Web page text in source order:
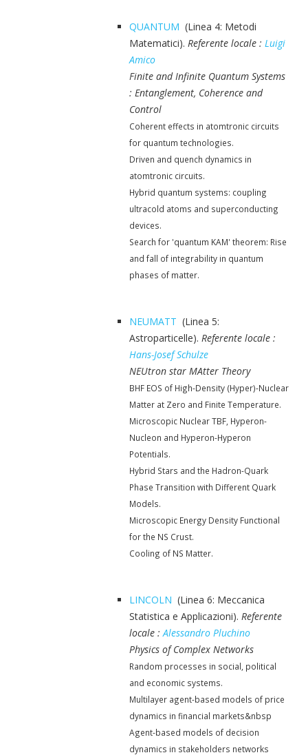
QUANTUM (Linea 4: Metodi
Matematici). Referente locale : Luigi
Amico
Finite and Infinite Quantum Systems
: Entanglement, Coherence and
Control
Coherent effects in atomtronic circuits
for quantum technologies.
Driven and quench dynamics in
atomtronic circuits.
Hybrid quantum systems: coupling
ultracold atoms and superconducting
devices.
Search for 'quantum KAM' theorem: Rise
and fall of integrability in quantum
phases of matter.
NEUMATT (Linea 5:
Astroparticelle). Referente locale :
Hans-Josef Schulze
NEUtron star MAtter Theory
BHF EOS of High-Density (Hyper)-Nuclear
Matter at Zero and Finite Temperature.
Microscopic Nuclear TBF, Hyperon-
Nucleon and Hyperon-Hyperon
Potentials.
Hybrid Stars and the Hadron-Quark
Phase Transition with Different Quark
Models.
Microscopic Energy Density Functional
for the NS Crust.
Cooling of NS Matter.
LINCOLN (Linea 6: Meccanica
Statistica e Applicazioni). Referente
locale :Alessandro Pluchino
Physics of Complex Networks
Random processes in social, political
and economic systems.
Multilayer agent-based models of price
dynamics in financial markets&nbsp
Agent-based models of decision
dynamics in stakeholders networks